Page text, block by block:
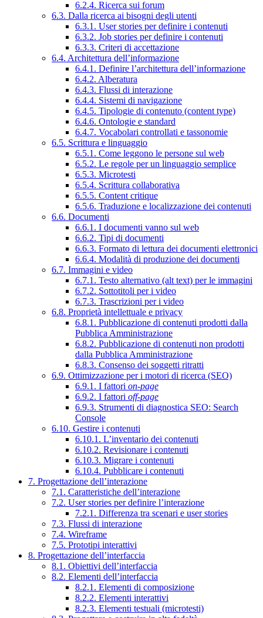
6.2.4. Ricerca sui forum
6.3. Dalla ricerca ai bisogni degli utenti
6.3.1. User stories per definire i contenuti
6.3.2. Job stories per definire i contenuti
6.3.3. Criteri di accettazione
6.4. Architettura dell’informazione
6.4.1. Definire l’architettura dell’informazione
6.4.2. Alberatura
6.4.3. Flussi di interazione
6.4.4. Sistemi di navigazione
6.4.5. Tipologie di contenuto (content type)
6.4.6. Ontologie e standard
6.4.7. Vocabolari controllati e tassonomie
6.5. Scrittura e linguaggio
6.5.1. Come leggono le persone sul web
6.5.2. Le regole per un linguaggio semplice
6.5.3. Microtesti
6.5.4. Scrittura collaborativa
6.5.5. Content critique
6.5.6. Traduzione e localizzazione dei contenuti
6.6. Documenti
6.6.1. I documenti vanno sul web
6.6.2. Tipi di documenti
6.6.3. Formato di lettura dei documenti elettronici
6.6.4. Modalità di produzione dei documenti
6.7. Immagini e video
6.7.1. Testo alternativo (alt text) per le immagini
6.7.2. Sottotitoli per i video
6.7.3. Trascrizioni per i video
6.8. Proprietà intellettuale e privacy
6.8.1. Pubblicazione di contenuti prodotti dalla
Pubblica Amministrazione
6.8.2. Pubblicazione di contenuti non prodotti
dalla Pubblica Amministrazione
6.8.3. Consenso dei soggetti ritratti
6.9. Ottimizzazione per i motori di ricerca (SEO)
6.9.1. I fattori on-page
6.9.2. I fattori off-page
6.9.3. Strumenti di diagnostica SEO: Search
Console
6.10. Gestire i contenuti
6.10.1. L’inventario dei contenuti
6.10.2. Revisionare i contenuti
6.10.3. Migrare i contenuti
6.10.4. Pubblicare i contenuti
7. Progettazione dell’interazione
7.1. Caratteristiche dell’interazione
7.2. User stories per definire l’interazione
7.2.1. Differenza tra scenari e user stories
7.3. Flussi di interazione
7.4. Wireframe
7.5. Prototipi interattivi
8. Progettazione dell’interfaccia
8.1. Obiettivi dell’interfaccia
8.2. Elementi dell’interfaccia
8.2.1. Elementi di composizione
8.2.2. Elementi interattivi
8.2.3. Elementi testuali (microtesti)